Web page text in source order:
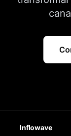
Inflowave